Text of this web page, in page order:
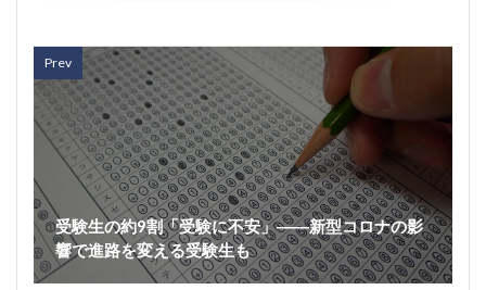
Prev
受験生の約9割「受験に不安」――新型コロナの影
響で進路を変える受験生も